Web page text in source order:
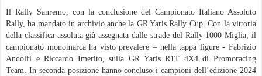
Il Rally Sanremo, con la conclusione del Campionato Italiano Assoluto
Rally, ha mandato in archivio anche la GR Yaris Rally Cup. Con la vittoria
della classifica assoluta già assegnata dalle strade del Rally 1000 Miglia, il
campionato monomarca ha visto prevalere – nella tappa ligure - Fabrizio
Andolfi e Riccardo Imerito, sulla GR Yaris R1T 4X4 di Promoracing
Team. In seconda posizione hanno concluso i campioni dell’edizione 2024